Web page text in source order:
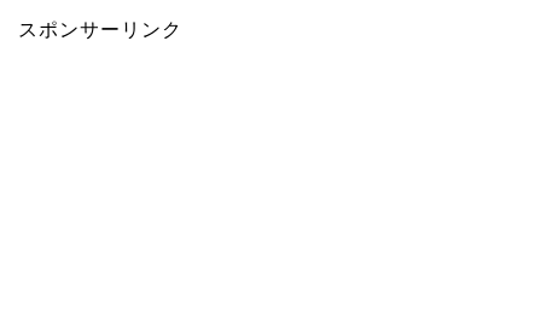
スポンサーリンク